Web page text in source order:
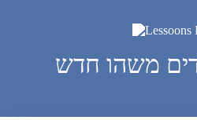
משהו חדש